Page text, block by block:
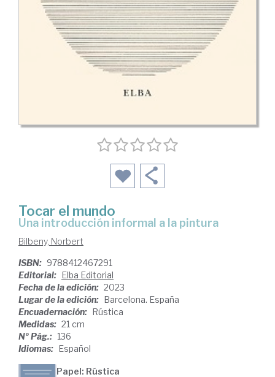
Tocar el mundo
una introducción informal a la pintura
Bilbeny, Norbert
ISBN: 9788412467291
Editorial: Elba Editorial
Fecha de la edición: 2023
Lugar de la edición: Barcelona. España
Encuadernación: Rústica
Medidas: 21 cm
Nº Pág.: 136
Idiomas: Español
Papel: Rústica